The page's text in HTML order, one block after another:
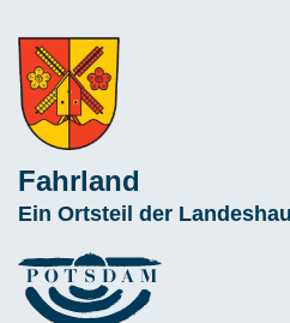
zum
Inhalt
Fahrland
Subline
Ein Ortsteil der